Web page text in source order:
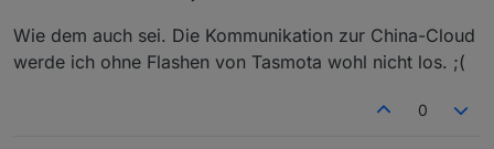
Wie dem auch sei. Die Kommunikation zur China-Cloud
werde ich ohne Flashen von Tasmota wohl nicht los. ;(
0